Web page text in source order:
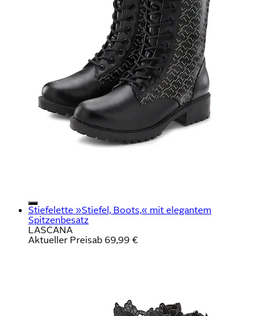
Stiefelette »Stiefel, Boots,« mit elegantem
Spitzenbesatz
LASCANA
Aktueller Preisab 69,99 €